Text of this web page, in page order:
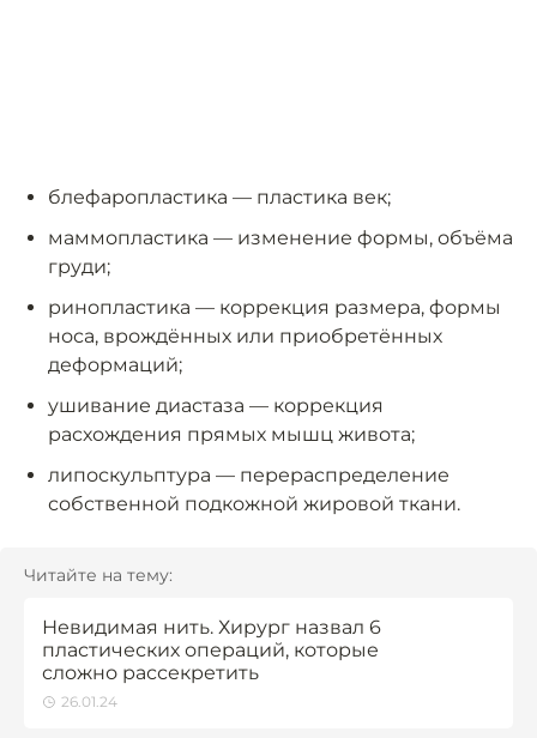
блефаропластика — пластика век;
маммопластика — изменение формы, объёма
груди;
ринопластика — коррекция размера, формы
носа, врождённых или приобретённых
деформаций;
ушивание диастаза — коррекция
расхождения прямых мышц живота;
липоскульптура — перераспределение
собственной подкожной жировой ткани.
Читайте на тему:
Невидимая нить. Хирург назвал 6
пластических операций, которые
сложно рассекретить
26.01.24